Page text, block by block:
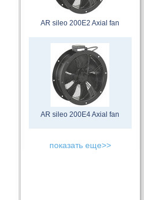
AR sileo 200E2 Axial fan
AR sileo 200E4 Axial fan
показать еще>>